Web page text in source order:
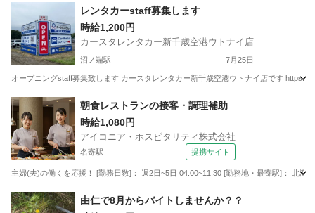
北海道 札幌市 大通駅 その他 占い師
レンタカーstaff募集します
時給1,200円
カースタレンタカー新千歳空港ウトナイ店
沼ノ端駅 7月25日
オープニングstaff募集致します カースタレンタカー新千歳空港ウトナイ店です
北海道 苫小牧市 沼ノ端駅 その他 洗車
朝食レストランの接客・調理補助
時給1,080円
アイコニア・ホスピタリティ株式会社
名寄駅 提携サイト
主婦(夫)の働くを応援！ [勤務日数]： 週2日~5日 04:00~11:30 [勤務地・最寄駅]： 北
北海道 名寄市 名寄駅 ホールスタッフ
由仁で8月からバイトしませんか？？